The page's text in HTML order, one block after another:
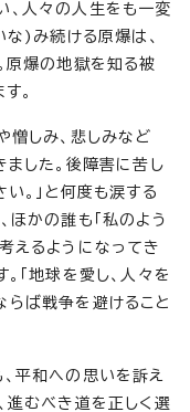
、人々の人生をも一変
)み続ける原爆は、
原爆の地獄を知る被
。
憎しみ、悲しみなど
した。後障害に苦し
。」と何度も涙する
ほかの誰も「私のよう
えるようになってき
「地球を愛し、人々を
ば戦争を避けること
平和への思いを訴え
進むべき道を正しく選